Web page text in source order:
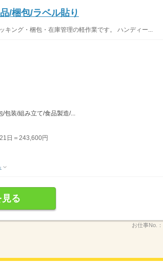
/梱包/ラベル貼り
ング・梱包・在庫管理の軽作業です。 ハンディー...
装/組み立て/食品製造/...
日＝243,600円
る
お仕事No.：